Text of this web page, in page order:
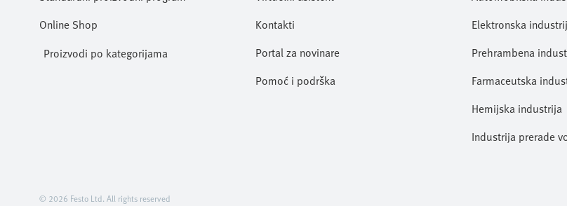
Online Shop
Proizvodi po kategorijama
Kontakti
Portal za novinare
Pomoć i podrška
Elektronska
Prehrambena
Farmaceutska
Hemijska industrija
Industrija prerade
© 2026 Festo Ltd. All rights reserved